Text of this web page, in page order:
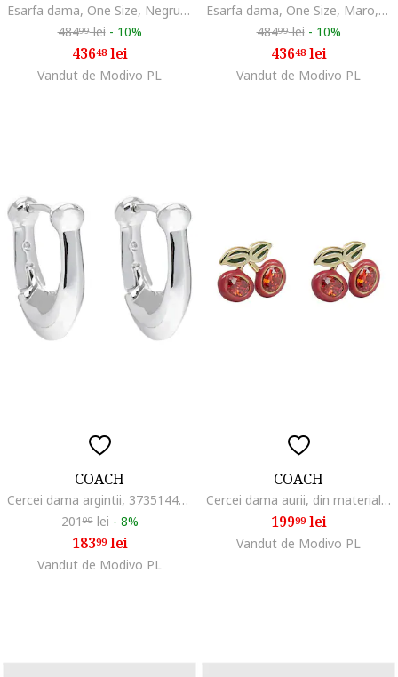
Esarfa dama, One Size, Negru, One Size
48499lei - 10%
43648lei
Vandut de Modivo PL
Esarfa dama, One Size, Maro, One Size
48499lei - 10%
43648lei
Vandut de Modivo PL
COACH
Cercei dama argintii, 37351447RHO030
20199lei - 8%
18399lei
Vandut de Modivo PL
COACH
Cercei dama aurii, din material plastic
19999lei
Vandut de Modivo PL